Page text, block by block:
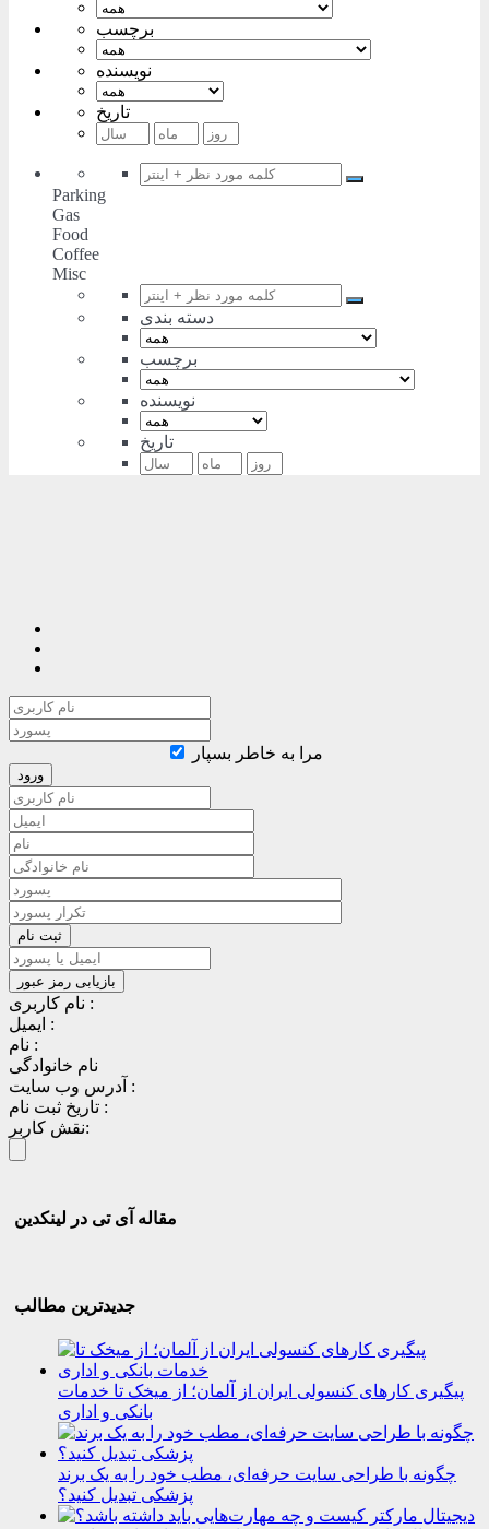
برچسب
نویسنده
تاریخ
Parking
Gas
Food
Coffee
Misc
دسته بندی
برچسب
نویسنده
تاریخ
مرا به خاطر بسپار
نام کاربری :
ایمیل :
نام :
نام خانوادگی
آدرس وب سایت :
تاریخ ثبت نام :
نقش کاربر:
مقاله آی تی در لینکدین
جدیدترین مطالب
پیگیری کارهای کنسولی ایران از آلمان؛ از میخک تا خدمات
بانکی و اداری
چگونه با طراحی سایت حرفه‌ای، مطب خود را به یک برند
پزشکی تبدیل کنید؟